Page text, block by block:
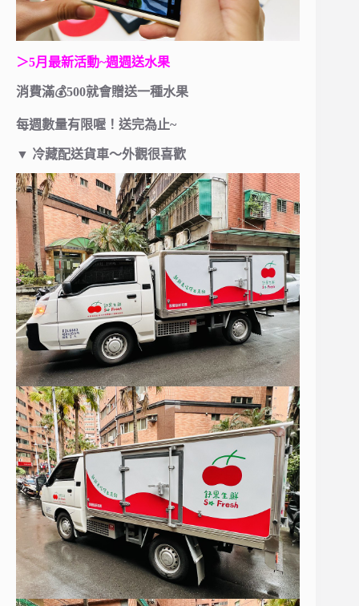
＞5月最新活動~週週送水果
消費滿💰500就會贈送一種水果
每週數量有限喔！送完為止~
▼ 冷藏配送貨車～外觀很喜歡